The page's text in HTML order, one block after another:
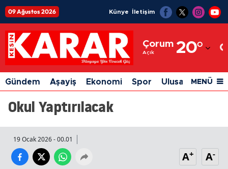
09 Ağustos 2026 Künye İletişim
Çorum
Açık 20°
Adıyaman
Afyonkarahisar
Ağrı
Gündem Aşayiş Ekonomi Spor Ulusal Siyaset
MENÜ
Okul Yaptırılacak
19 Ocak 2026 - 00.01
A+ A-